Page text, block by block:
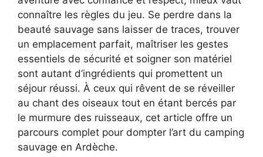
connaître les règles du jeu. Se perdre dans la
beauté sauvage sans laisser de traces, trouver
un emplacement parfait, maîtriser les gestes
essentiels de sécurité et soigner son matériel
sont autant d’ingrédients qui promettent un
séjour réussi. À ceux qui rêvent de se réveiller
au chant des oiseaux tout en étant bercés par
le murmure des ruisseaux, cet article offre un
parcours complet pour dompter l’art du camping
sauvage en Ardèche.